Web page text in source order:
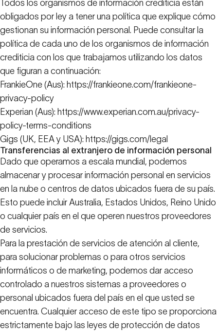
Todos los organismos de información crediticia están
obligados por ley a tener una política que explique cómo
gestionan su información personal. Puede consultar la
política de cada uno de los organismos de información
crediticia con los que trabajamos utilizando los datos
que figuran a continuación:
FrankieOne (Aus): https://frankieone.com/frankieone-
privacy-policy
Experian (Aus): https://www.experian.com.au/privacy-
policy-terms-conditions
Gigs (UK, EEA y USA): https://gigs.com/legal
Transferencias al extranjero de información personal
Dado que operamos a escala mundial, podemos
almacenar y procesar información personal en servicios
en la nube o centros de datos ubicados fuera de su país.
Esto puede incluir Australia, Estados Unidos, Reino Unido
o cualquier país en el que operen nuestros proveedores
de servicios.
Para la prestación de servicios de atención al cliente,
para solucionar problemas o para otros servicios
informáticos o de marketing, podemos dar acceso
controlado a nuestros sistemas a proveedores o
personal ubicados fuera del país en el que usted se
encuentra. Cualquier acceso de este tipo se proporciona
estrictamente bajo las leyes de protección de datos